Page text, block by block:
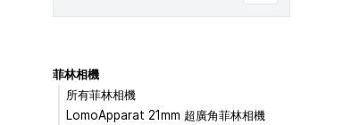
菲林相機
所有菲林相機
LomoApparat 21mm 超廣角菲林相機